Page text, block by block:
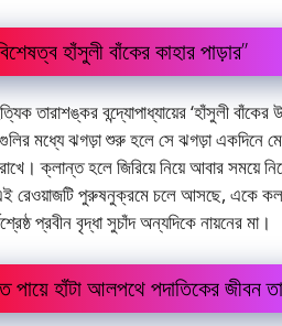
হাঁসুলী বাঁকের কাহার পাড়ার”
তারাশঙ্কর বন্দ্যোপাধ্যায়ের ‘হাঁসুলী
মধ্যে ঝগড়া শুরু হলে সে ঝগড়া একদিনে
ক্লান্ত হলে জিরিয়ে নিয়ে আবার সময়ে
রেওয়াজটি পুরুষনুক্রমে চলে আসছে, একে
প্রবীন বৃদ্ধা সুচাঁদ অন্যদিকে নায়নের মা।
পায়ে হাঁটা আলপথে পদাতিকের জীবন